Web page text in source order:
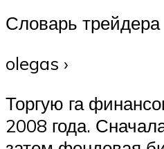
Словарь трейдера
olegas ›
Торгую га
2008 года.